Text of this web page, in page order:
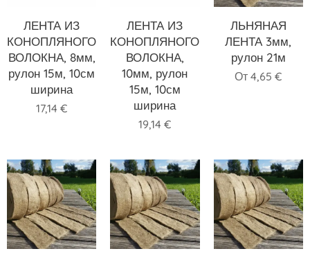
ЛЕНТА ИЗ
КОНОПЛЯНОГО
ВОЛОКНА, 8мм,
рулон 15м, 10см
ширина
17,14 €
ЛЕНТА ИЗ
КОНОПЛЯНОГО
ВОЛОКНА,
10мм, рулон
15м, 10см
ширина
19,14 €
ЛЬНЯНАЯ
ЛЕНТА 3мм,
рулон 21м
От 4,65 €